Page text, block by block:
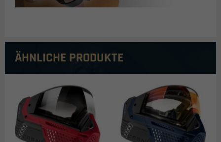
ÄHNLICHE PRODUKTE